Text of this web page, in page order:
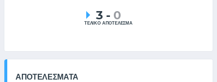
3 - 0
ΤΕΛΙΚΟ ΑΠΟΤΕΛΕΣΜΑ
ΑΠΟΤΕΛΈΣΜΑΤΑ